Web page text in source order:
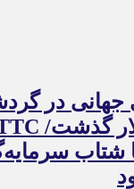
جهانی در